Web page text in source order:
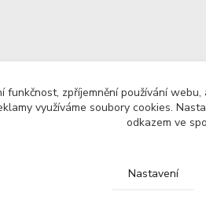
funkčnost, zpříjemnění používání
využíváme soubory cookies.
odkazem ve
Nastavení